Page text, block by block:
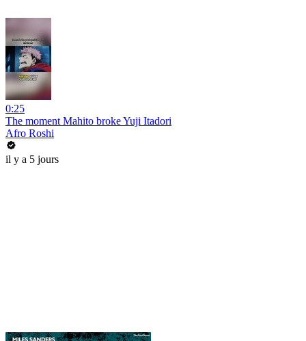
0:25
The moment Mahito broke Yuji Itadori
Afro Roshi
il y a 5 jours